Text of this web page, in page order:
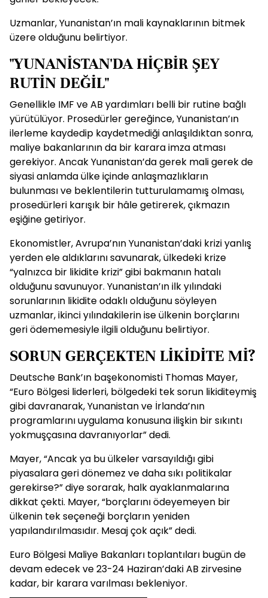
Uzmanlar, Yunanistan’ın mali kaynaklarının bitmek
üzere olduğunu belirtiyor.
"YUNANİSTAN'DA HİÇBİR ŞEY
RUTİN DEĞİL"
Genellikle IMF ve AB yardımları belli bir rutine bağlı
yürütülüyor. Prosedürler gereğince, Yunanistan’ın
ilerleme kaydedip kaydetmediği anlaşıldıktan sonra,
maliye bakanlarının da bir karara imza atması
gerekiyor. Ancak Yunanistan’da gerek mali gerek de
siyasi anlamda ülke içinde anlaşmazlıkların
bulunması ve beklentilerin tutturulamamış olması,
prosedürleri karışık bir hâle getirerek, çıkmazın
eşiğine getiriyor.
Ekonomistler, Avrupa’nın Yunanistan’daki krizi yanlış
yerden ele aldıklarını savunarak, ülkedeki krize
“yalnızca bir likidite krizi” gibi bakmanın hatalı
olduğunu savunuyor. Yunanistan’ın ilk yılındaki
sorunlarının likidite odaklı olduğunu söyleyen
uzmanlar, ikinci yılındakilerin ise ülkenin borçlarını
geri ödememesiyle ilgili olduğunu belirtiyor.
SORUN GERÇEKTEN LİKİDİTE Mİ?
Deutsche Bank’ın başekonomisti Thomas Mayer,
“Euro Bölgesi liderleri, bölgedeki tek sorun likiditeymiş
gibi davranarak, Yunanistan ve İrlanda’nın
programlarını uygulama konusuna ilişkin bir sıkıntı
yokmuşçasına davranıyorlar” dedi.
Mayer, “Ancak ya bu ülkeler varsayıldığı gibi
piyasalara geri dönemez ve daha sıkı politikalar
gerekirse?” diye sorarak, halk ayaklanmalarına
dikkat çekti. Mayer, “borçlarını ödeyemeyen bir
ülkenin tek seçeneği borçların yeniden
yapılandırılmasıdır. Mesaj çok açık” dedi.
Euro Bölgesi Maliye Bakanları toplantıları bugün de
devam edecek ve 23-24 Haziran’daki AB zirvesine
kadar, bir karara varılması bekleniyor.